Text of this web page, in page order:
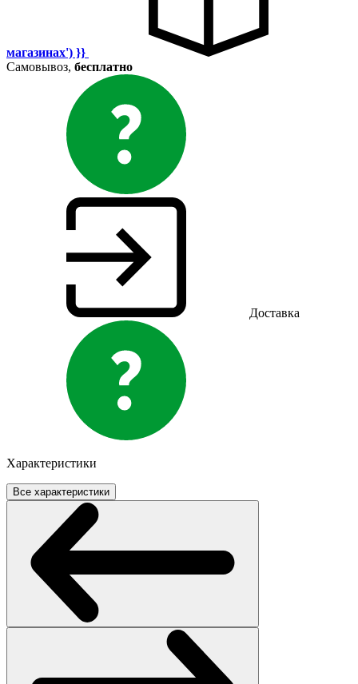
магазинах') }}
Самовывоз, бесплатно
Доставка
Характеристики
Все характеристики